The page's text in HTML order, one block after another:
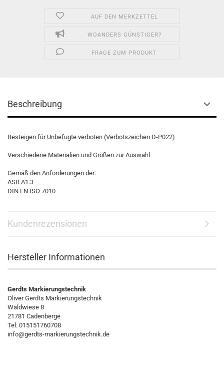
AUF DEN MERKZETTEL
WOANDERS GÜNSTIGER?
FRAGE ZUM PRODUKT
Beschreibung
Besteigen für Unbefugte verboten (Verbotszeichen D-P022)
Verschiedene Materialien und Größen zur Auswahl
Gemäß den Anforderungen der:
ASR A1.3
DIN EN ISO 7010
Kundenrezensionen
Hersteller Informationen
Gerdts Markierungstechnik
Oliver Gerdts Markierungstechnik
Waldwiese 8
21781 Cadenberge
Tel: 015151760708
info@gerdts-markierungstechnik.de